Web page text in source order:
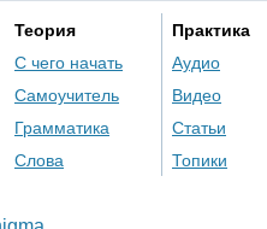
Теория
С чего начать
Самоучитель
Грамматика
Слова
Практика
Аудио
Видео
Статьи
Топики